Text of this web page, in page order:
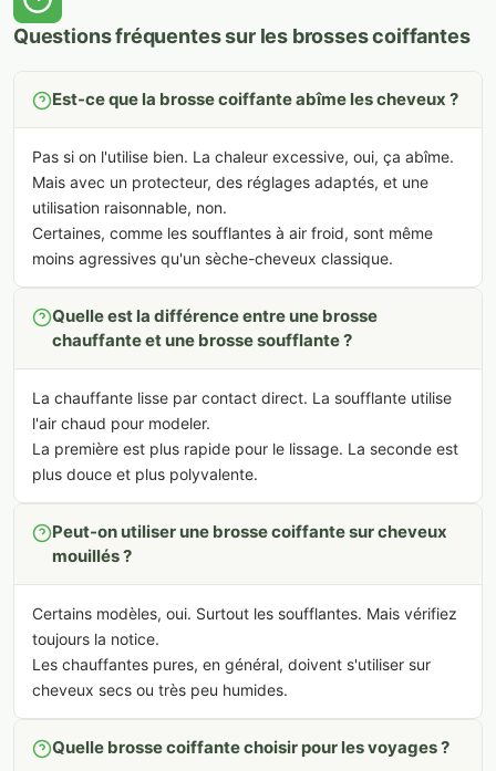
Questions fréquentes sur les brosses coiffantes
Est-ce que la brosse coiffante abîme les cheveux ?
Pas si on l'utilise bien. La chaleur excessive, oui, ça abîme.
Mais avec un protecteur, des réglages adaptés, et une
utilisation raisonnable, non.
Certaines, comme les soufflantes à air froid, sont même
moins agressives qu'un sèche-cheveux classique.
Quelle est la différence entre une brosse
chauffante et une brosse soufflante ?
La chauffante lisse par contact direct. La soufflante utilise
l'air chaud pour modeler.
La première est plus rapide pour le lissage. La seconde est
plus douce et plus polyvalente.
Peut-on utiliser une brosse coiffante sur cheveux
mouillés ?
Certains modèles, oui. Surtout les soufflantes. Mais vérifiez
toujours la notice.
Les chauffantes pures, en général, doivent s'utiliser sur
cheveux secs ou très peu humides.
Quelle brosse coiffante choisir pour les voyages ?